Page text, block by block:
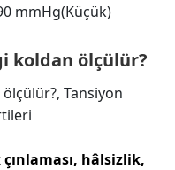
mmHg(Küçük)
koldan ölçülür?
Tansiyon
hâlsizlik,